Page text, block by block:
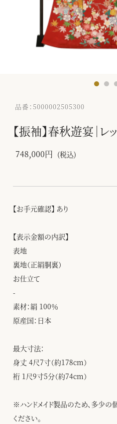
品番：5000002505300
【振袖】春秋遊宴｜レ
748,000円 (税込)
【お手元確認】 あり
【表示金額の内訳】
表地
裏地（正絹胴裏）
お仕立て
-
素材：絹 100％
原産国：日本
最大寸法：
身丈 4尺7寸（約178cm）
裄 1尺9寸5分（約74cm）
※ハンドメイド製品のため、多少
ください。